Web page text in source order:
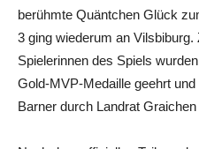
berühmte Quäntchen Glück
3 ging wiederum an
Spielerinnen des Spiels
Gold-MVP-Medaille geehrt
Barner durch Landrat Graichen